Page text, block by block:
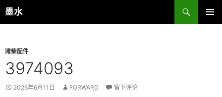
跳
至
墨水
搜
索
潍柴配件
3974093
2026年6月11日 FORWARD 留下评论